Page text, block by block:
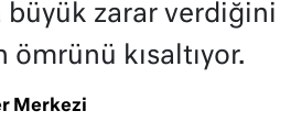
büyük zarar verdiğini
ömrünü kısaltıyor.
Merkezi